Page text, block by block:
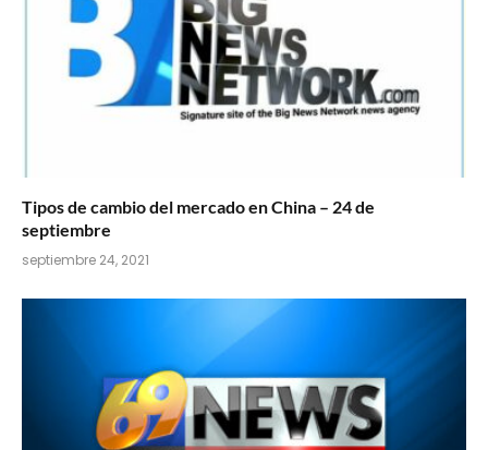
Tipos de cambio del mercado en China – 24 de
septiembre
septiembre 24, 2021